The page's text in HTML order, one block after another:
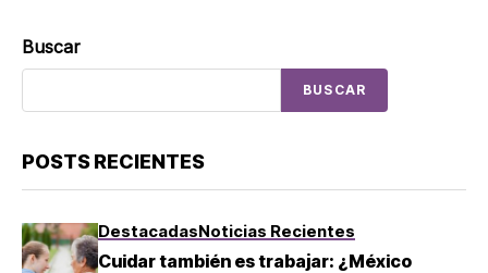
Buscar
BUSCAR
POSTS RECIENTES
DestacadasNoticias Recientes
Cuidar también es trabajar: ¿México